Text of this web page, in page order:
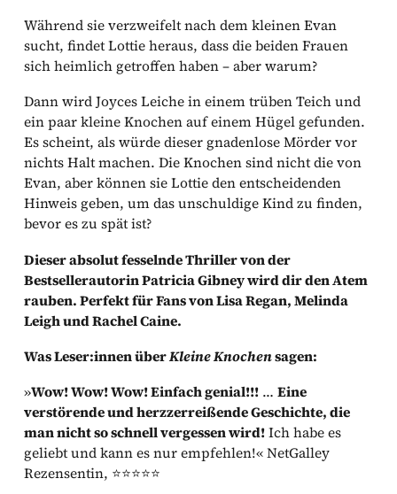
Während sie verzweifelt nach dem kleinen Evan
sucht, findet Lottie heraus, dass die beiden Frauen
sich heimlich getroffen haben – aber warum?
Dann wird Joyces Leiche in einem trüben Teich und
ein paar kleine Knochen auf einem Hügel gefunden.
Es scheint, als würde dieser gnadenlose Mörder vor
nichts Halt machen. Die Knochen sind nicht die von
Evan, aber können sie Lottie den entscheidenden
Hinweis geben, um das unschuldige Kind zu finden,
bevor es zu spät ist?
Dieser absolut fesselnde Thriller von der
Bestsellerautorin Patricia Gibney wird dir den Atem
rauben. Perfekt für Fans von Lisa Regan, Melinda
Leigh und Rachel Caine.
Was Leser:innen überKleine Knochensagen:
»Wow! Wow! Wow! Einfach genial!!! …Eine
verstörende und herzzerreißende Geschichte, die
man nicht so schnell vergessen wird!Ich habe es
geliebt und kann es nur empfehlen!« NetGalley
Rezensentin, ⭐⭐⭐⭐⭐